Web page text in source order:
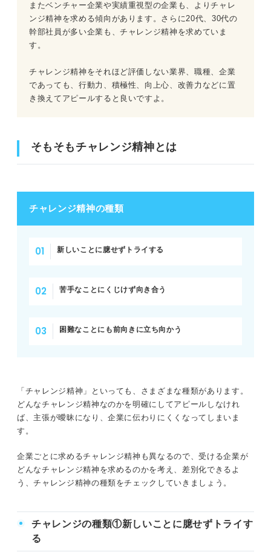
またベンチャー企業や実績重視型の企業も、よりチャレ
ンジ精神を求める傾向があります。さらに20代、30代の
幹部社員が多い企業も、チャレンジ精神を求めていま
す。
チャレンジ精神をそれほど評価しない業界、職種、企業
であっても、行動力、積極性、向上心、改善力などに置
き換えてアピールすると良いですよ。
そもそもチャレンジ精神とは
チャレンジ精神の種類
新しいことに臆せずトライする
苦手なことにくじけず向き合う
困難なことにも前向きに立ち向かう
「チャレンジ精神」といっても、さまざまな種類があります。
どんなチャレンジ精神なのかを明確にしてアピールしなけれ
ば、主張が曖昧になり、企業に伝わりにくくなってしまいま
す。
企業ごとに求めるチャレンジ精神も異なるので、受ける企業が
どんなチャレンジ精神を求めるのかを考え、差別化できるよ
う、チャレンジ精神の種類をチェックしていきましょう。
チャレンジの種類①新しいことに臆せずトライす
る